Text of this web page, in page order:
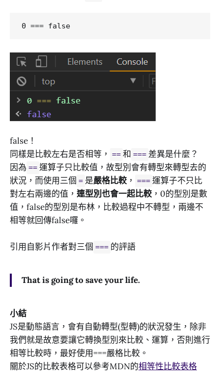
false！
同樣是比較左右是否相等，
== 和 === 差異是什麼？
因為 == 運算子只比較值，故型別會有轉型來轉型去的
狀況，而使用三個 = 是嚴格比較 ， === 運算子不只比
對左右兩邊的值， 連型別也會一起比較 ，0的型別是數
值，false的型別是布林，比較過程中不轉型，兩邊不
相等就回傳false囉。
引用自影片作者對三個 === 的評語
That is going to save your life.
小結
JS是動態語言，會有自動轉型(型轉)的狀況發生，除非
我們就是故意要讓它轉換型別來比較、運算，否則進行
相等比較時，最好使用===嚴格比較。
關於JS的比較表格可以參考MDN的相等性比較表格